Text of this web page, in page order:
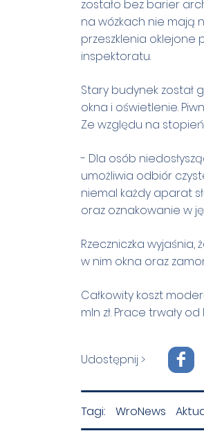
zostało bez barier
na wózkach nie mają
przeszklenia
inspektoratu.
Stary budynek został
okna i oświetlenie.
Ze względu na
- Dla osób
umożliwia odbiór
niemal każdy aparat
oraz oznakowanie w
Rzeczniczka
w nim okna oraz
Całkowity koszt
mln zł. Prace trwały
Udostępnij > F
Tagi: WroNews